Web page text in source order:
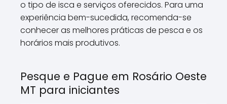
o tipo de isca e serviços oferecidos. Para uma
experiência bem-sucedida, recomenda-se
conhecer as melhores práticas de pesca e os
horários mais produtivos.
Pesque e Pague em Rosário Oeste
MT para iniciantes